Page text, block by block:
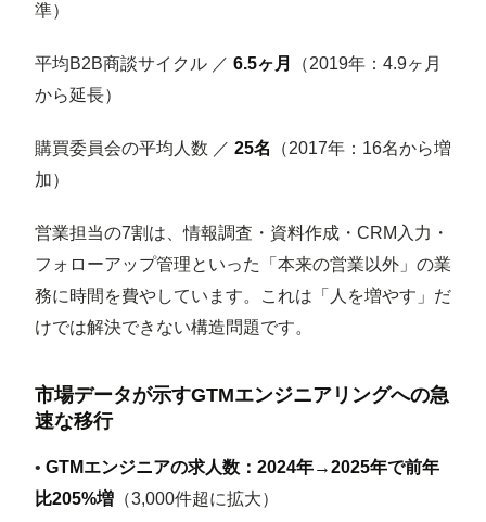
準）
平均B2B商談サイクル ／ 6.5ヶ月
（2019年：4.9ヶ月
から延長）
購買委員会の平均人数 ／ 25名
（2017年：16名から増
加）
営業担当の7割は、情報調査・資料作成・CRM入力・
フォローアップ管理といった「本来の営業以外」の業
務に時間を費やしています。これは「人を増やす」だ
けでは解決できない構造問題です。
市場データが示すGTMエンジニアリングへの急
速な移行
• GTMエンジニアの求人数：2024年→2025年で前年
比205%増 （3,000件超に拡大）